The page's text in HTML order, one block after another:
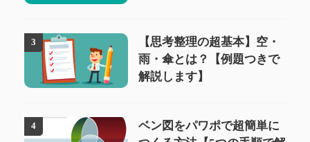
3
【思考整理の超基本】空・
雨・傘とは？【例題つきで
解説します】
4
ベン図をパワポで超簡単に